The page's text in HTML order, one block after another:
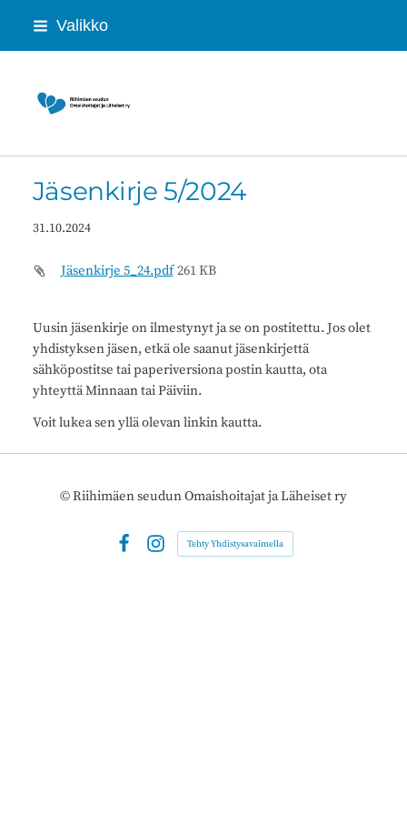
Siirry
Valikko
Riihimäen seudun Omaishoitajat ja
Jäsenkirje 5/2024
31.10.2024
Jäsenkirje 5_24.pdf 261 KB
Uusin jäsenkirje on ilmestynyt ja se on postitettu. Jos olet
yhdistyksen jäsen, etkä ole saanut jäsenkirjettä
sähköpostitse tai paperiversiona postin kautta, ota
yhteyttä Minnaan tai Päiviin.
Voit lukea sen yllä olevan linkin kautta.
©Riihimäen seudun Omaishoitajat ja Läheiset ry
FacebookInstagram
Tehty Yhdistysavaimella